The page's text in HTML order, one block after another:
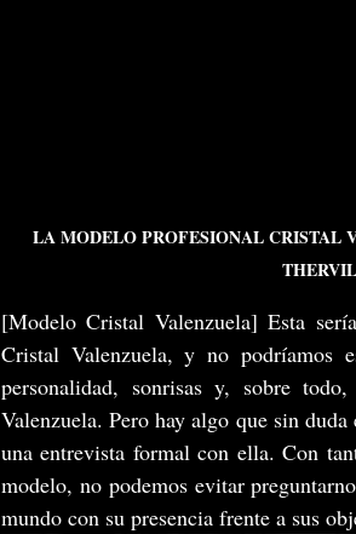
LA MODELO PROFESIONAL CRISTAL
[Modelo Cristal Valenzuela] Esta
Cristal Valenzuela, y no podríamos
personalidad, sonrisas y, sobre
Valenzuela. Pero hay algo que sin
una entrevista formal con ella. Con
modelo, no podemos evitar
mundo con su presencia frente a sus